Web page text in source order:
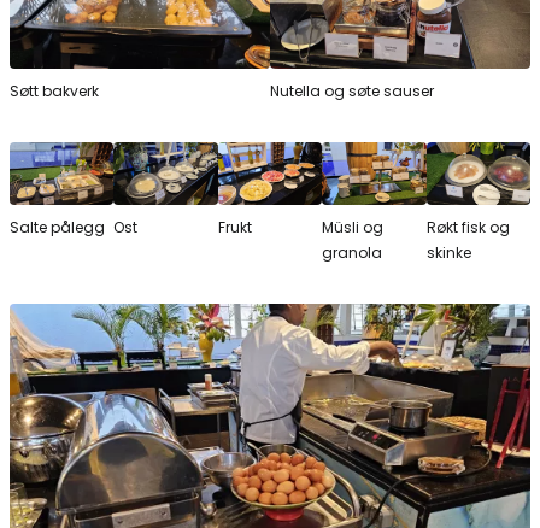
Søtt bakverk Nutella og søte sauser
Salte pålegg Ost Frukt
Müsli og
granola
Røkt fisk og
skinke